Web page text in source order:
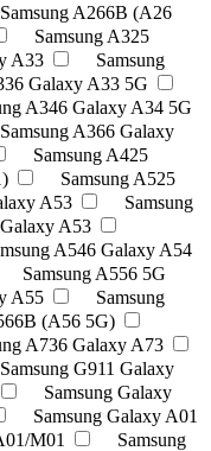
Samsung A266B (A26
Samsung A325
A33
Samsung
Galaxy A33 5G
A346 Galaxy A34 5G
Samsung A366 Galaxy
Samsung A425
Samsung A525
A53
Samsung
A53
A546 Galaxy A54
Samsung A556 5G
A55
Samsung
(A56 5G)
A736 Galaxy A73
Samsung G911 Galaxy
Samsung Galaxy
Samsung Galaxy A01
M01
Samsung